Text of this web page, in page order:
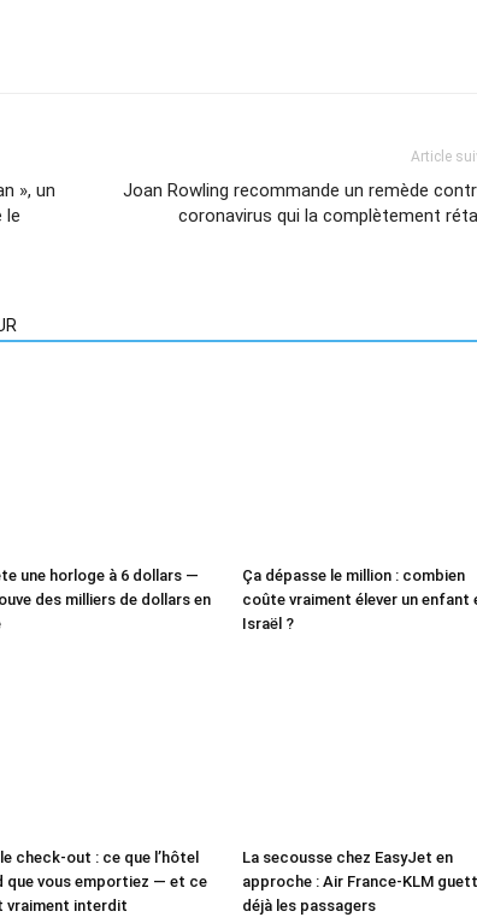
», un
le
Article
Joan Rowling recommande un remède
coronavirus qui la complètement
une horloge à 6 dollars —
des milliers de dollars en
Ça dépasse le million : combien
coûte vraiment élever un enfant
Israël ?
check-out : ce que l’hôtel
que vous emportiez — et ce
vraiment interdit
La secousse chez EasyJet en
approche : Air France-KLM
déjà les passagers